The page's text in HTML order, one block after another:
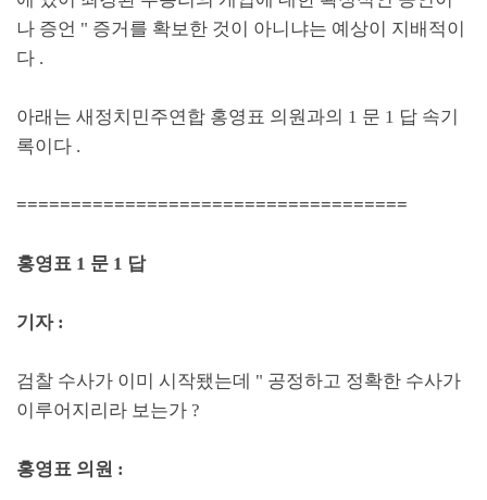
나 증언 " 증거를 확보한 것이 아니냐는 예상이 지배적이
다 .
아래는 새정치민주연합 홍영표 의원과의 1 문 1 답 속기
록이다 .
====================================
홍영표 1 문 1 답
기자 :
검찰 수사가 이미 시작됐는데 " 공정하고 정확한 수사가
이루어지리라 보는가 ?
홍영표 의원 :